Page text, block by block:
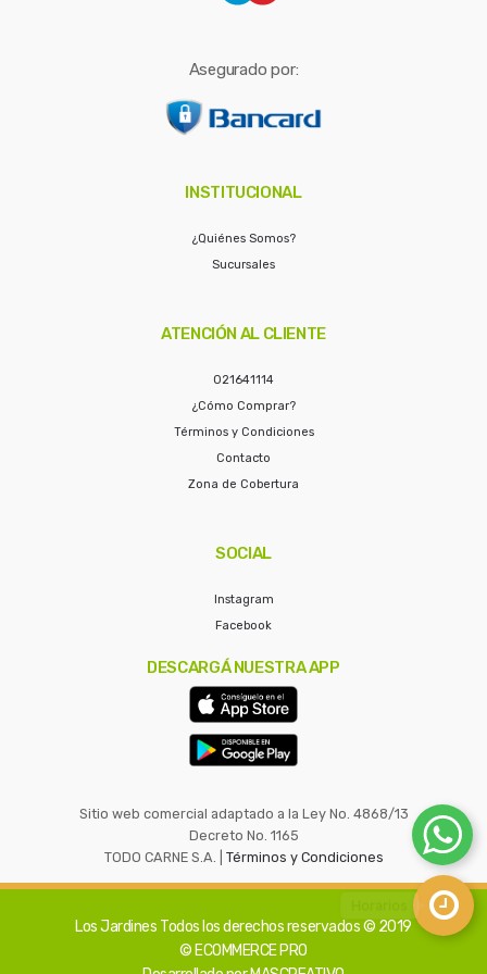
Asegurado por:
INSTITUCIONAL
¿Quiénes Somos?
Sucursales
ATENCIÓN AL CLIENTE
021641114
¿Cómo Comprar?
Términos y Condiciones
Contacto
Zona de Cobertura
SOCIAL
Instagram
Facebook
DESCARGÁ NUESTRA APP
Sitio web comercial adaptado a la Ley No. 4868/13
Decreto No. 1165
TODO CARNE S.A. | Términos y Condiciones
Los Jardines Todos los derechos reservados © 2019
© ECOMMERCE PRO